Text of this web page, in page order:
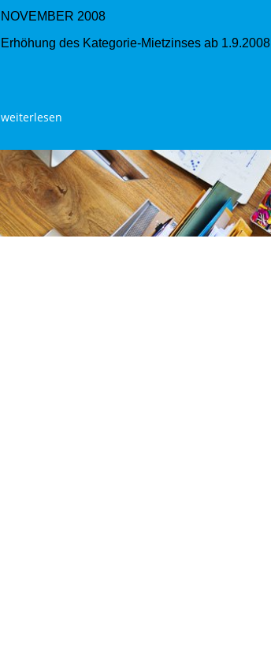
NOVEMBER 2008
Erhöhung des Kategorie-Mietzinses ab 1.9.2008
weiterlesen